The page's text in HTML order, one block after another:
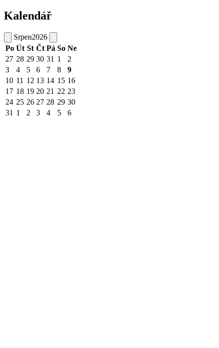
Kalendář
Srpen2026
Po Út St Čt Pá So Ne
27 28 29 30 31 1
2
3
4 5 6 7 8
9
10 11 12 13 14 15 16
17 18 19 20 21 22 23
24 25 26 27 28 29 30
31 1 2 3 4 5 6